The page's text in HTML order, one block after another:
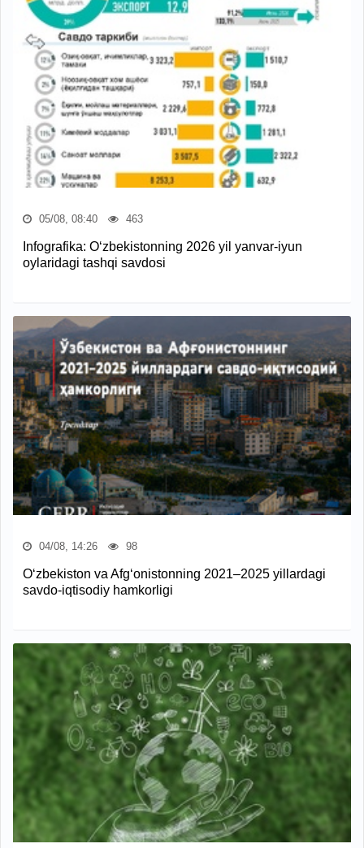
05/08, 08:40 463
Infografika: O‘zbekistonning 2026 yil yanvar-iyun
oylaridagi tashqi savdosi
04/08, 14:26 98
O‘zbekiston va Afg‘onistonning 2021–2025 yillardagi
savdo-iqtisodiy hamkorligi